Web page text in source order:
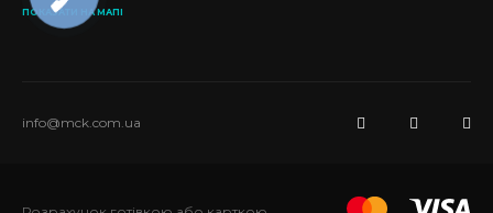
ПОКАЗАТИ НА МАПІ
info@mck.com.ua